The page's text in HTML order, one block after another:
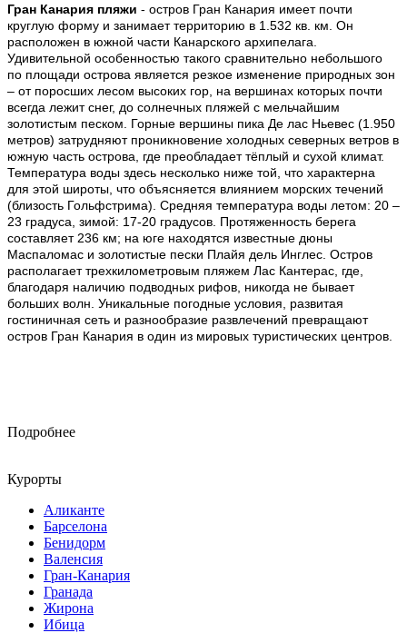
Гран Канария пляжи - остров Гран Канария имеет почти
круглую форму и занимает территорию в 1.532 кв. км. Он
расположен в южной части Канарского архипелага.
Удивительной особенностью такого сравнительно небольшого
по площади острова является резкое изменение природных зон
– от поросших лесом высоких гор, на вершинах которых почти
всегда лежит снег, до солнечных пляжей с мельчайшим
золотистым песком. Горные вершины пика Де лас Ньевес (1.950
метров) затрудняют проникновение холодных северных ветров в
южную часть острова, где преобладает тёплый и сухой климат.
Температура воды здесь несколько ниже той, что характерна
для этой широты, что объясняется влиянием морских течений
(близость Гольфстрима). Средняя температура воды летом: 20 –
23 градуса, зимой: 17-20 градусов. Протяженность берега
составляет 236 км; на юге находятся известные дюны
Маспаломас и золотистые пески Плайя дель Инглес. Остров
располагает трехкилометровым пляжем Лас Кантерас, где,
благодаря наличию подводных рифов, никогда не бывает
больших волн. Уникальные погодные условия, развитая
гостиничная сеть и разнообразие развлечений превращают
остров Гран Канария в один из мировых туристических центров.
Подробнее
Курорты
Аликанте
Барселона
Бенидорм
Валенсия
Гран-Канария
Гранада
Жирона
Ибица